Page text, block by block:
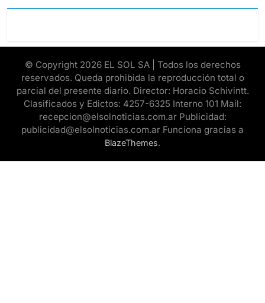
© Copyright 2026 EL SOL SA | Todos los derechos
reservados. Queda prohibida la reproducción total o
parcial del presente diario. Director: Horacio Schivintt.
Clasificados y Edictos: 4257-6325 Interno 101 Mail:
recepcion@elsolnoticias.com.ar Publicidad:
publicidad@elsolnoticias.com.ar Funciona gracias a
BlazeThemes.